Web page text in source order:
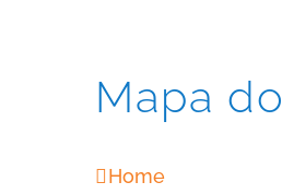
Mapa
Home